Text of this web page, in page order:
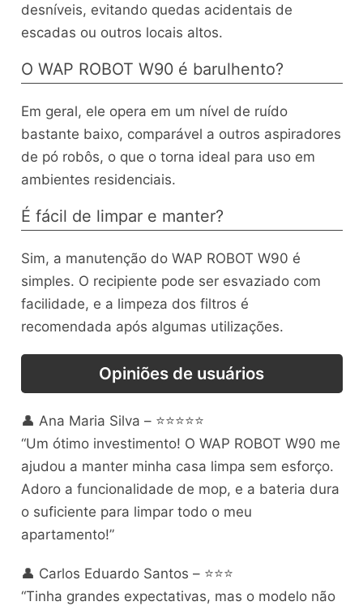
desníveis, evitando quedas acidentais de
escadas ou outros locais altos.
O WAP ROBOT W90 é barulhento?
Em geral, ele opera em um nível de ruído
bastante baixo, comparável a outros aspiradores
de pó robôs, o que o torna ideal para uso em
ambientes residenciais.
É fácil de limpar e manter?
Sim, a manutenção do WAP ROBOT W90 é
simples. O recipiente pode ser esvaziado com
facilidade, e a limpeza dos filtros é
recomendada após algumas utilizações.
Opiniões de usuários
👤 Ana Maria Silva – ⭐⭐⭐⭐⭐
“Um ótimo investimento! O WAP ROBOT W90 me
ajudou a manter minha casa limpa sem esforço.
Adoro a funcionalidade de mop, e a bateria dura
o suficiente para limpar todo o meu
apartamento!”
👤 Carlos Eduardo Santos – ⭐⭐⭐
“Tinha grandes expectativas, mas o modelo não